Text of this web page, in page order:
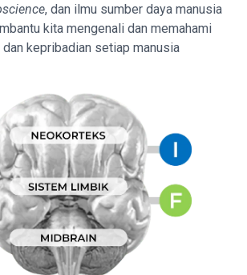
, dan ilmu sumber daya manusia
kita mengenali dan memahami
dan kepribadian setiap manusia